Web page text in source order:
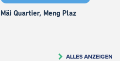
Mäi Quartier, Meng Plaz
ALLES ANZEIGEN